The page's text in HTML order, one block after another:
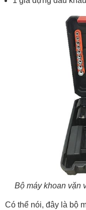
Bộ máy khoan vặn
Có thể nói, đây là bộ